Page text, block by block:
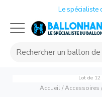
Le spécialiste
Lot de
Accueil/Accessoires /